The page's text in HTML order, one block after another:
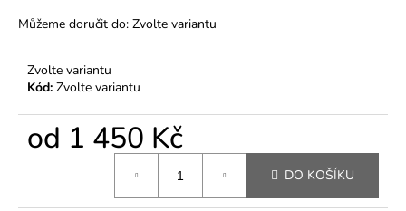
Můžeme doručit do: Zvolte variantu
Zvolte variantu
Kód: Zvolte variantu
od 1 450 Kč
DO KOŠÍKU